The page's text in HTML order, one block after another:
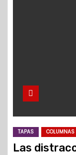
TAPAS COLUMNAS
Las